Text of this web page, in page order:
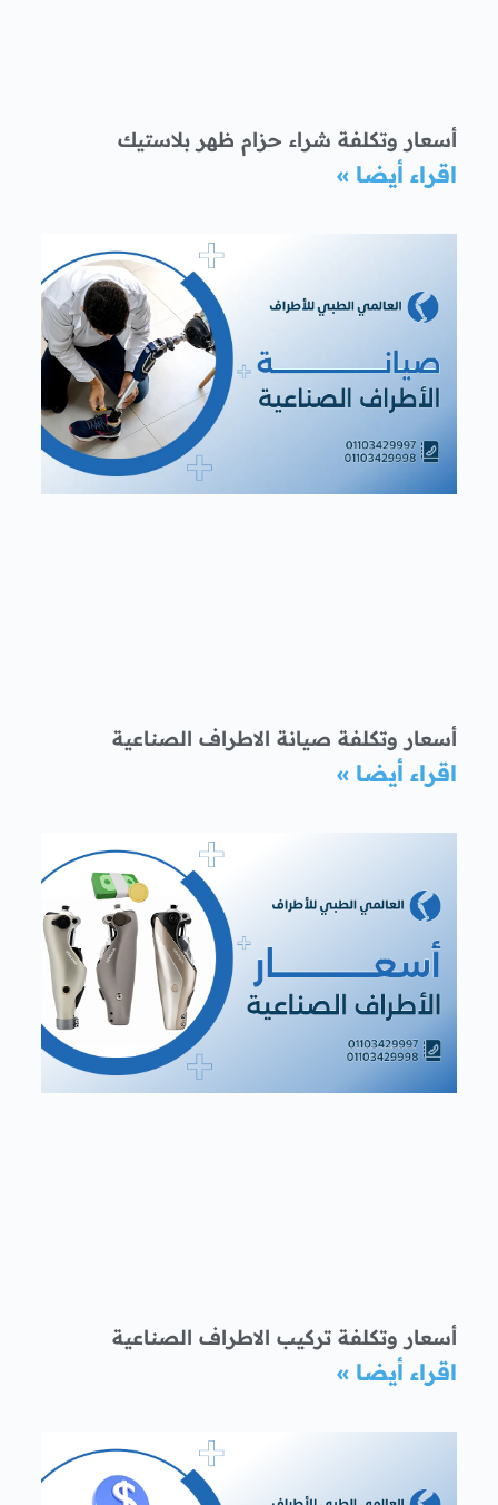
أسعار وتكلفة شراء حزام ظهر بلاستيك
اقراء أيضا »
أسعار وتكلفة صيانة الاطراف الصناعية
اقراء أيضا »
أسعار وتكلفة تركيب الاطراف الصناعية
اقراء أيضا »